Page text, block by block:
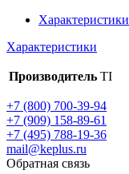
Характеристики
Характеристики
Производитель TI
+7 (800) 700-39-94
+7 (909) 158-89-61
+7 (495) 788-19-36
mail@keplus.ru
Обратная связь